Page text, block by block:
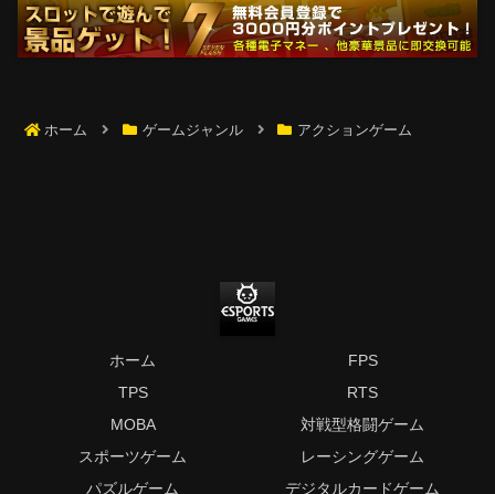
ホーム ゲームジャンル アクションゲーム
ホーム
FPS
TPS
RTS
MOBA
対戦型格闘ゲーム
スポーツゲーム
レーシングゲーム
パズルゲーム
デジタルカードゲーム